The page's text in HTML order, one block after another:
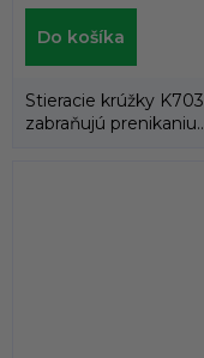
Do košíka
Stieracie krúžky K703
zabraňujú prenikaniu